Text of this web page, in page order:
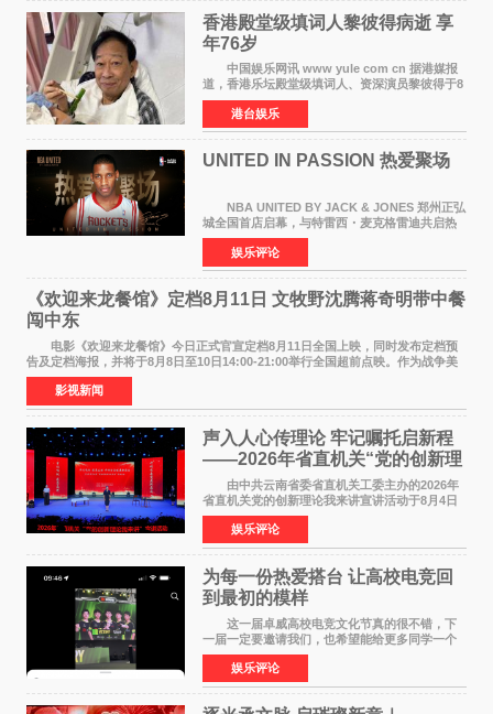
香港殿堂级填词人黎彼得病逝 享
年76岁​
中国娱乐网讯 www yule com cn 据港媒报
道，香港乐坛殿堂级填词人、资深演员黎彼得于8
月5日上午因病离世，终年76岁。好友钟志光透
露，黎彼得今年3月中风后便卧床休养，身体机能
持续衰退，最
港台娱乐
UNITED IN PASSION 热爱聚场
NBA UNITED BY JACK & JONES 郑州正弘
城全国首店启幕，与特雷西・麦克格雷迪共启热
爱 2026 年7 月21 日，
NBAUNITEDBYJACK&JONES 全国首店，于郑
州正弘城正式启幕。NBA 传奇球星
娱乐评论
《欢迎来龙餐馆》定档8月11日 文牧野沈腾蒋奇明带中餐
闯中东
电影《欢迎来龙餐馆》今日正式官宣定档8月11日全国上映，同时发布定档预
告及定档海报，并将于8月8日至10日14:00-21:00举行全国超前点映。作为战争美
食大片，影片讲述的是中国厨师徐福（沈腾
影视新闻
声入人心传理论 牢记嘱托启新程
——2026年省直机关“党的创新理
论我来讲”宣讲活动圆满落幕
由中共云南省委省直机关工委主办的2026年
省直机关党的创新理论我来讲宣讲活动于8月4日
至5日在昆明举办。活动以 "牢记嘱托 感恩奋进
开创云南发展新局面 "为主题，坚持以新时代中国
特色社会主义
娱乐评论
为每一份热爱搭台 让高校电竞回
到最初的模样
这一届卓威高校电竞文化节真的很不错，下
一届一定要邀请我们，也希望能给更多同学一个
来到现场的机会。 2026卓威高校电竞文化节
已经落下帷幕，在活动结束后，仍有不少高校电
竞社负责人和现
娱乐评论